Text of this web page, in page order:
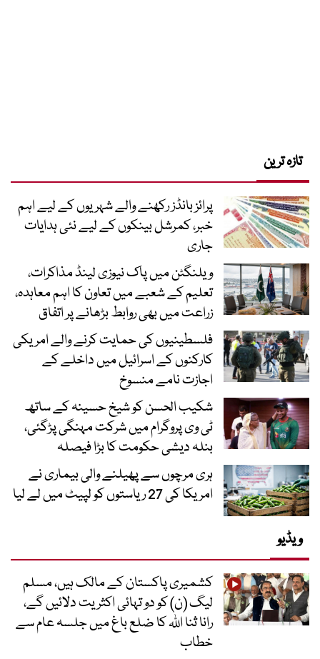
تازہ ترین
پرائز بانڈز رکھنے والے شہریوں کے لیے اہم
خبر، کمرشل بینکوں کے لیے نئی ہدایات
جاری
ویلنگٹن میں پاک نیوزی لینڈ مذاکرات،
تعلیم کے شعبے میں تعاون کا اہم معاہدہ،
زراعت میں بھی روابط بڑھانے پر اتفاق
فلسطینیوں کی حمایت کرنے والے امریکی
کارکنوں کے اسرائیل میں داخلے کے
اجازت نامے منسوخ
شکیب الحسن کو شیخ حسینہ کے ساتھ
ٹی وی پروگرام میں شرکت مہنگی پڑگئی،
بنلہ دیشی حکومت کا بڑا فیصلہ
ہری مرچوں سے پھیلنے والی بیماری نے
امریکا کی 27 ریاستوں کو لپیٹ میں لے لیا
ویڈیو
کشمیری پاکستان کے مالک ہیں، مسلم
لیگ (ن) کو دو تہائی اکثریت دلائیں گے،
رانا ثنا اللہ کا ضلع باغ میں جلسہ عام سے
خطاب